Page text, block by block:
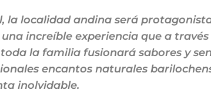
la localidad andina será
increíble experiencia que a través
la familia fusionará sabores y
encantos naturales
inolvidable.